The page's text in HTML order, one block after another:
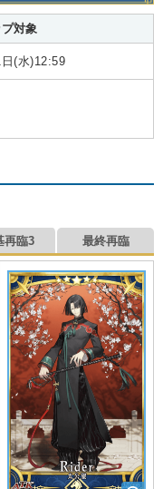
対象
(水)12:59
再臨3 最終再臨